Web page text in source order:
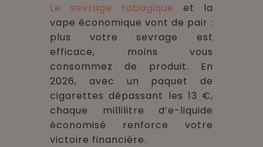
Le sevrage tabagique et la
vape économique vont de pair :
plus votre sevrage est
efficace, moins vous
consommez de produit. En
2026, avec un paquet de
cigarettes dépassant les 13 €,
chaque millilitre d’e-liquide
économisé renforce votre
victoire financière.